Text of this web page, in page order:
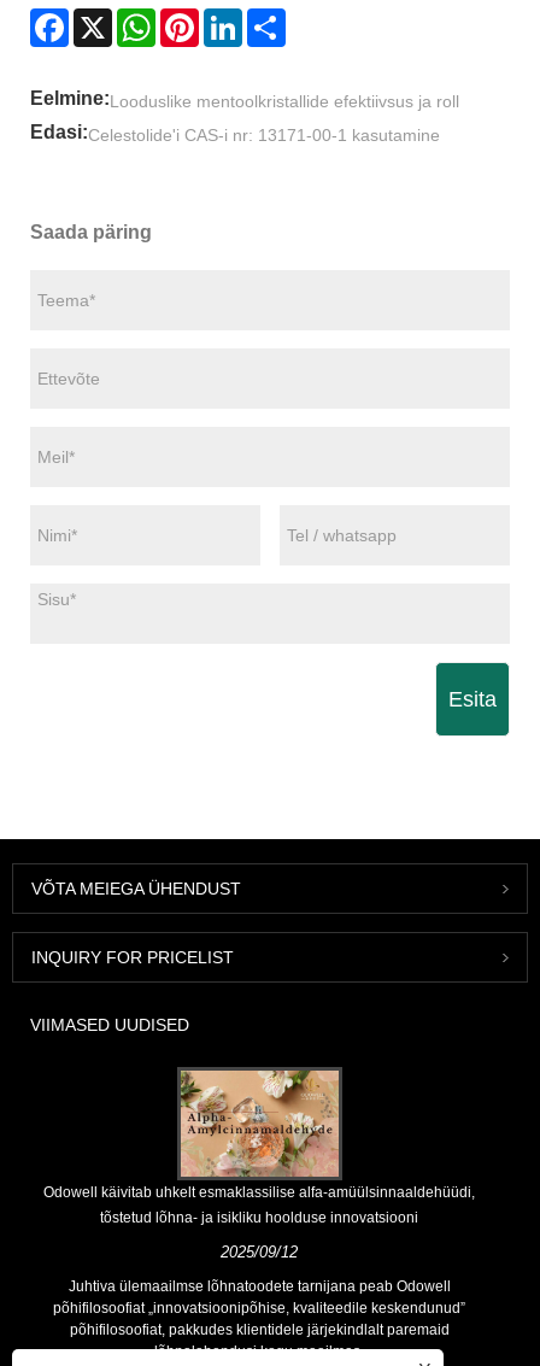
Facebook
X WhatsAppPinterestLinkedIn
Eelmine:Looduslike mentoolkristallide efektiivsus ja roll
Edasi:Celestolide'i CAS-i nr: 13171-00-1 kasutamine
Saada päring
Esita
VÕTA MEIEGA ÜHENDUST
INQUIRY FOR PRICELIST
VIIMASED UUDISED
Odowell käivitab uhkelt esmaklassilise alfa-amüülsinnaaldehüüdi,
tõstetud lõhna- ja isikliku hoolduse innovatsiooni
2025/09/12
Juhtiva ülemaailmse lõhnatoodete tarnijana peab Odowell
põhifilosoofiat „innovatsioonipõhise, kvaliteedile keskendunud”
põhifilosoofiat, pakkudes klientidele järjekindlalt paremaid
lõhnalahendusi kogu maailmas.